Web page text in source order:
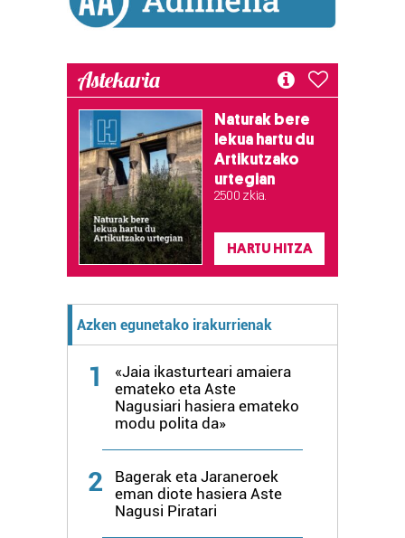
bazkideen zerrenda, beren ustez zein helburutarako
Lortu zure datu pertsonalak prozesatzeko moduari
buruzko informazio gehiago eta ezarri zure lehentasunak
datuen atalean. Edozein unetan alda edo ken dezakezu
zure baimena Cookieen adierazpenean.
Webgune honek cookie propioak eta hirugarrenen cookie-
fitxategiak erabiltzen ditu. Zure esperientzia eta
zerbitzuak hobetzeko asmoz, cookie teknologiaz
Astekaria
Naturak bere
lekua hartu du
Artikutzako
urtegian
2.500 zkia.
HARTU HITZA
Azken egunetako irakurrienak
1
«Jaia ikasturteari amaiera
emateko eta Aste
Nagusiari hasiera emateko
modu polita da»
2
Bagerak eta Jaraneroek
eman diote hasiera Aste
Nagusi Piratari